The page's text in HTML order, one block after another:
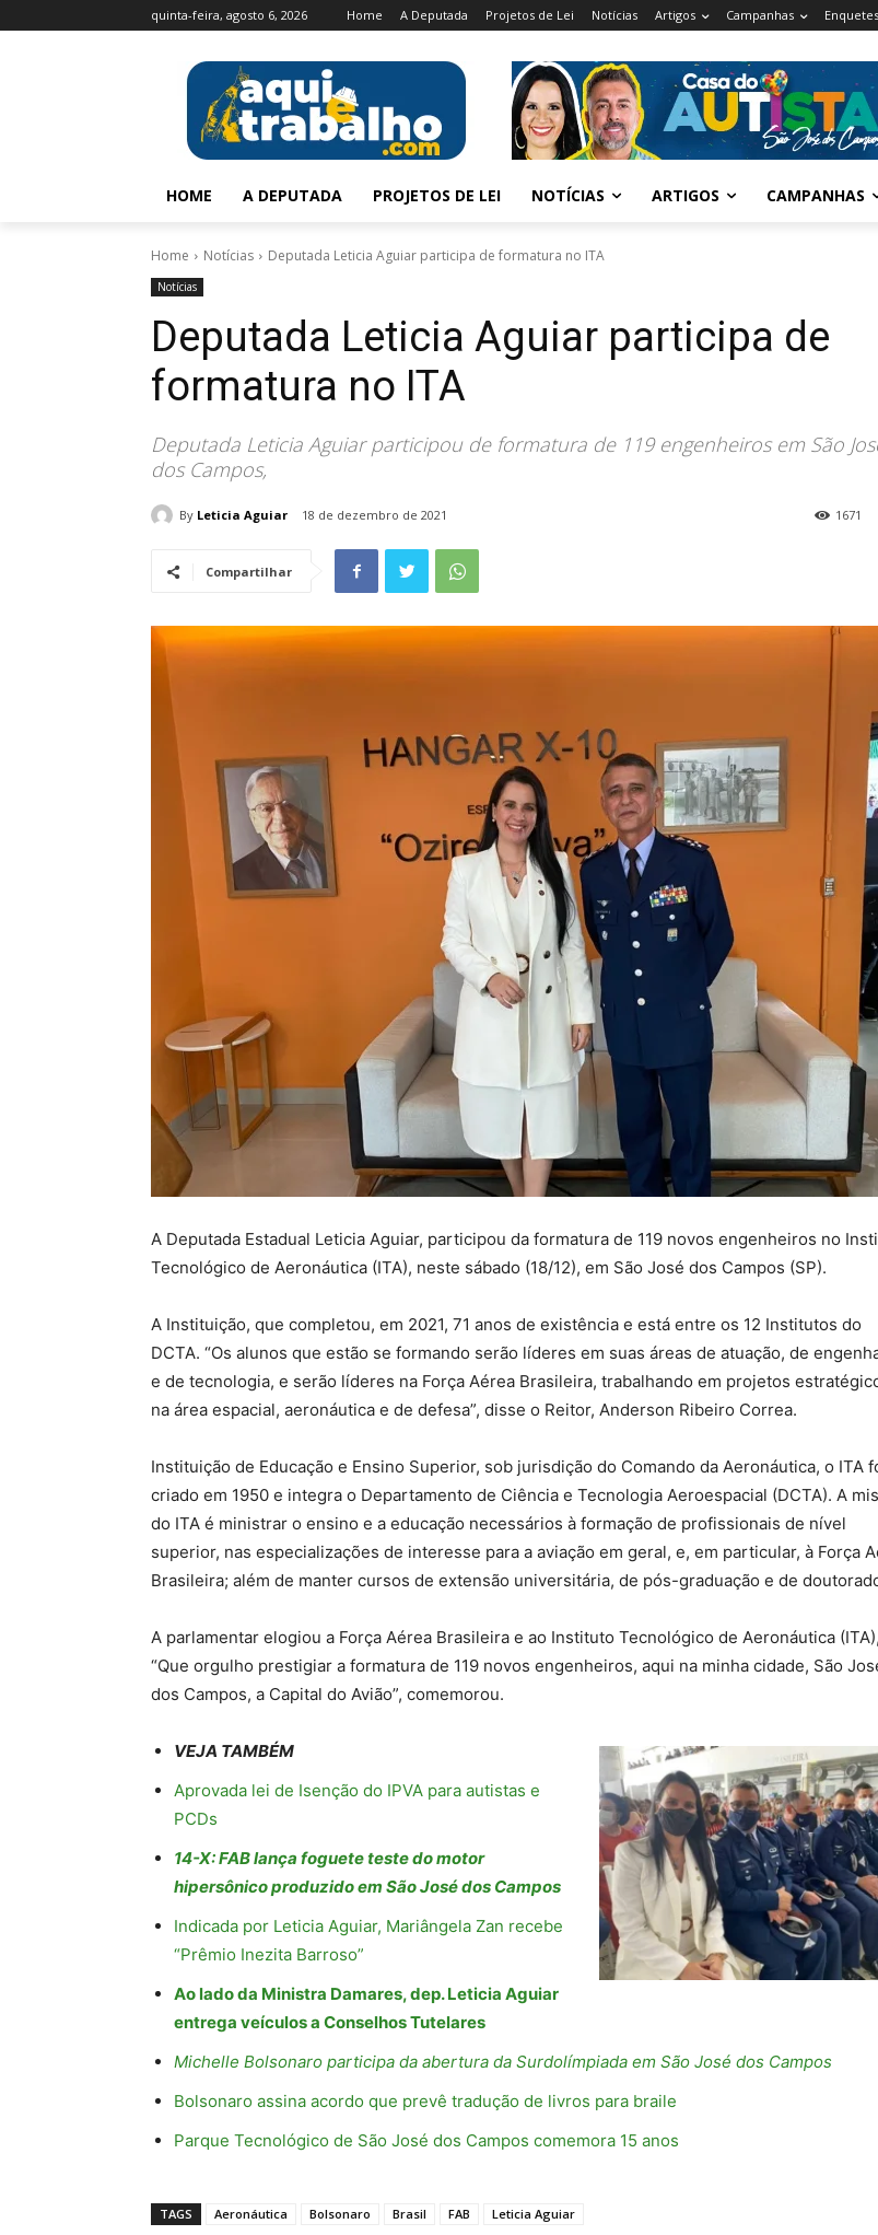
quinta-feira, agosto 6, 2026 Home A Deputada Projetos de Lei Notícias Artigos Campanhas Enquetes
HOME A DEPUTADA PROJETOS DE LEI NOTÍCIAS ARTIGOS CAMPANHAS
Home Notícias Deputada Leticia Aguiar participa de formatura no ITA
Notícias
Deputada Leticia Aguiar participa de
formatura no ITA
Deputada Leticia Aguiar participou de formatura de 119 engenheiros em São
dos Campos,
By Leticia Aguiar 18 de dezembro de 2021 1671
Compartilhar
A Deputada Estadual Leticia Aguiar, participou da formatura de 119 novos engenheiros no
Tecnológico de Aeronáutica (ITA), neste sábado (18/12), em São José dos Campos (SP).
A Instituição, que completou, em 2021, 71 anos de existência e está entre os 12 Institutos do
DCTA. “Os alunos que estão se formando serão líderes em suas áreas de atuação, de
e de tecnologia, e serão líderes na Força Aérea Brasileira, trabalhando em projetos
na área espacial, aeronáutica e de defesa”, disse o Reitor, Anderson Ribeiro Correa.
Instituição de Educação e Ensino Superior, sob jurisdição do Comando da Aeronáutica, o ITA
criado em 1950 e integra o Departamento de Ciência e Tecnologia Aeroespacial (DCTA). A
do ITA é ministrar o ensino e a educação necessários à formação de profissionais de nível
superior, nas especializações de interesse para a aviação em geral, e, em particular, à Força
Brasileira; além de manter cursos de extensão universitária, de pós-graduação e de
A parlamentar elogiou a Força Aérea Brasileira e ao Instituto Tecnológico de Aeronáutica (ITA),
“Que orgulho prestigiar a formatura de 119 novos engenheiros, aqui na minha cidade, São
dos Campos, a Capital do Avião”, comemorou.
VEJA TAMBÉM
Aprovada lei de Isenção do IPVA para autistas e
PCDs
14-X: FAB lança foguete teste do motor
hipersônico produzido em São José dos Campos
Indicada por Leticia Aguiar, Mariângela Zan recebe
“Prêmio Inezita Barroso”
Ao lado da Ministra Damares, dep. Leticia Aguiar
entrega veículos a Conselhos Tutelares
Michelle Bolsonaro participa da abertura da Surdolímpiada em São José dos Campos
Bolsonaro assina acordo que prevê tradução de livros para braile
Parque Tecnológico de São José dos Campos comemora 15 anos
TAGS Aeronáutica Bolsonaro Brasil FAB Leticia Aguiar